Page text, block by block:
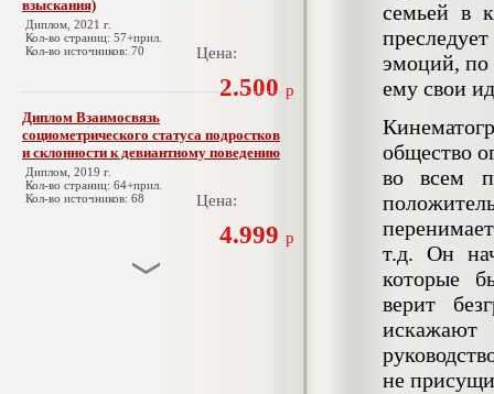
взыскания)
Диплом, 2021 г.
Кол-во страниц: 57+прил.
Кол-во источников: 70
Цена:
2.500 р
Диплом Взаимосвязь
социометрического статуса подростков
и склонности к девиантному поведению
Диплом, 2019 г.
Кол-во страниц: 64+прил.
Кол-во источников: 68
Цена:
4.999 р
семьей в
эмоций, по
ему свои
общество
во всем
т.д. Он
которые
верит
не